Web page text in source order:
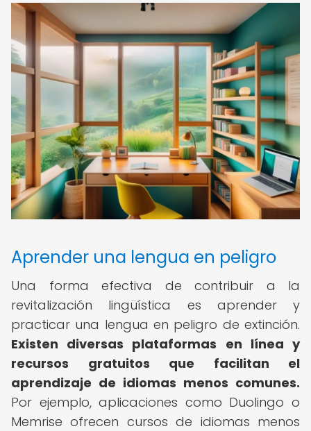
Aprender una lengua en peligro
Una forma efectiva de contribuir a la
revitalización lingüística es aprender y
practicar una lengua en peligro de extinción.
Existen diversas plataformas en línea y
recursos gratuitos que facilitan el
aprendizaje de idiomas menos comunes.
Por ejemplo, aplicaciones como Duolingo o
Memrise ofrecen cursos de idiomas menos